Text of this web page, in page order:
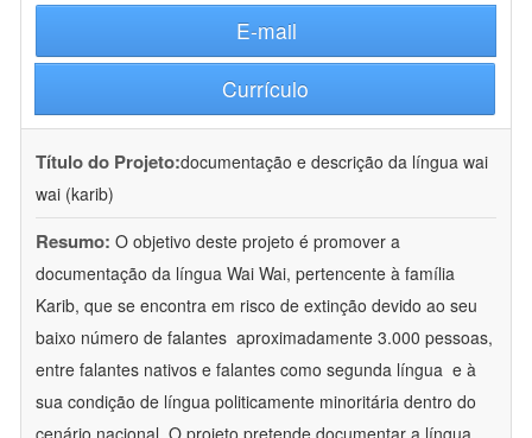
E-mail
Currículo
Título do Projeto:documentação e descrição da língua wai
wai (karib)
Resumo: O objetivo deste projeto é promover a
documentação da língua Wai Wai, pertencente à família
Karib, que se encontra em risco de extinção devido ao seu
baixo número de falantes  aproximadamente 3.000 pessoas,
entre falantes nativos e falantes como segunda língua  e à
sua condição de língua politicamente minoritária dentro do